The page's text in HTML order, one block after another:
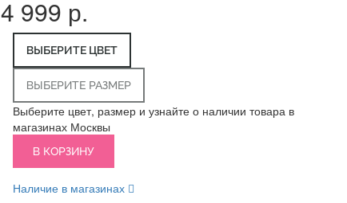
4 999 р.
ВЫБЕРИТЕ ЦВЕТ
ВЫБЕРИТЕ РАЗМЕР
Выберите цвет, размер и узнайте о наличии товара в
магазинах Москвы
В КОРЗИНУ
Наличие в магазинах